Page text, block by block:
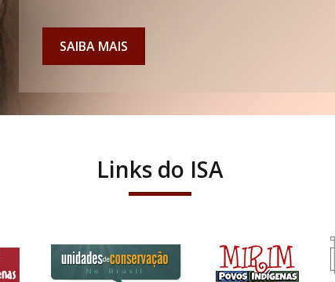
SAIBA MAIS
Links do ISA